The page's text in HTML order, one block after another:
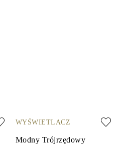
WYŚWIETLACZ
Modny Trójrzędowy